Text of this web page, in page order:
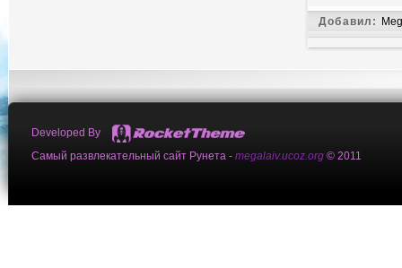
Добавил:
Developed By
Самый развлекательный сайт Рунета - megalaiv.ucoz.org © 2011